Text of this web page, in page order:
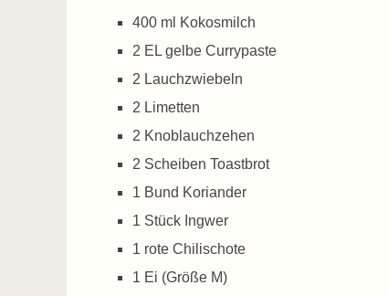
400 ml Kokosmilch
2 EL gelbe Currypaste
2 Lauchzwiebeln
2 Limetten
2 Knoblauchzehen
2 Scheiben Toastbrot
1 Bund Koriander
1 Stück Ingwer
1 rote Chilischote
1 Ei (Größe M)